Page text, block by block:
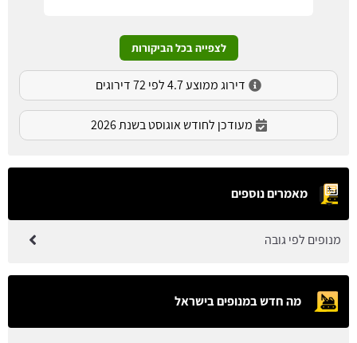
לצפייה בכל הביקורות
דירוג ממוצע 4.7 לפי 72 דירוגים
מעודכן לחודש אוגוסט בשנת 2026
מאמרים נוספים
מנופים לפי גובה
מה חדש במנופים בישראל